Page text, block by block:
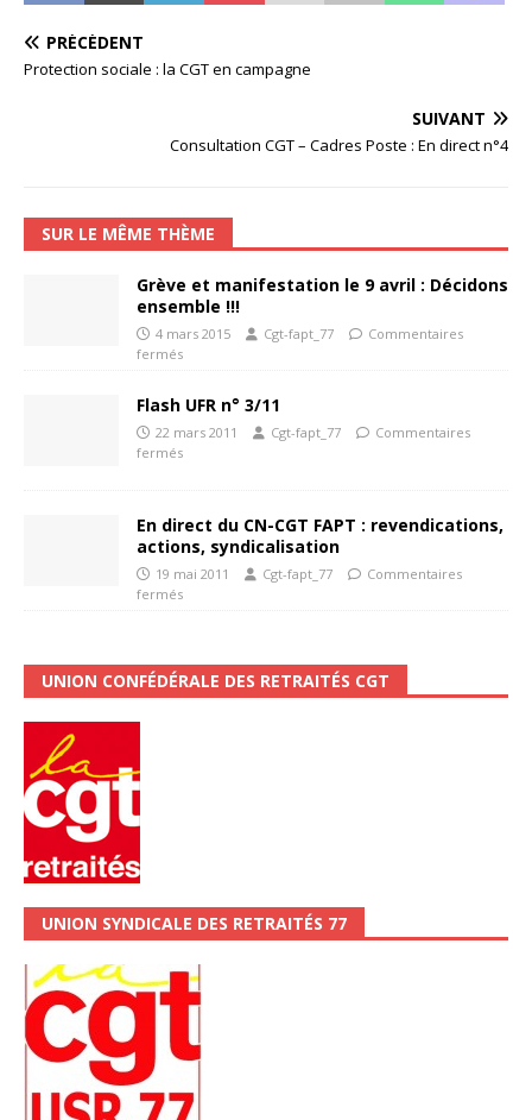
PRÉCÉDENT
Protection sociale : la CGT en campagne
SUIVANT
Consultation CGT – Cadres Poste : En direct n°4
SUR LE MÊME THÈME
Grève et manifestation le 9 avril : Décidons
ensemble !!!
4 mars 2015 Cgt-fapt_77
Commentaires
fermés
Flash UFR n° 3/11
22 mars 2011 Cgt-fapt_77
Commentaires
fermés
En direct du CN-CGT FAPT : revendications,
actions, syndicalisation
19 mai 2011 Cgt-fapt_77
Commentaires
fermés
UNION CONFÉDÉRALE DES RETRAITÉS CGT
UNION SYNDICALE DES RETRAITÉS 77